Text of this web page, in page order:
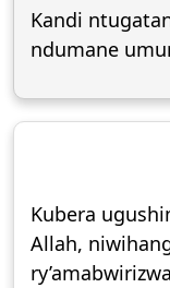
Kandi
ndumane
Kubera
Allah,